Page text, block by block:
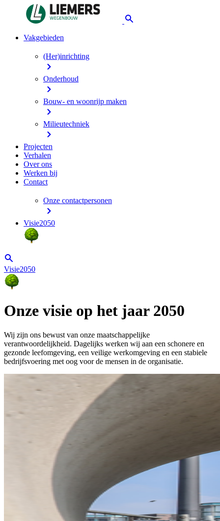
Vakgebieden
(Her)inrichting
Onderhoud
Bouw- en woonrijp maken
Milieutechniek
Projecten
Verhalen
Over ons
Werken bij
Contact
Onze contactpersonen
Visie2050
Visie2050
Onze visie op het jaar 2050
Wij zijn ons bewust van onze maatschappelijke
verantwoordelijkheid. Dagelijks werken wij aan een schonere en
gezonde leefomgeving, een veilige werkomgeving en een stabiele
bedrijfsvoering met oog voor de mensen in de organisatie.